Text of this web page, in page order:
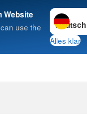
Website
use the
Sprache
Alles klar
Suche